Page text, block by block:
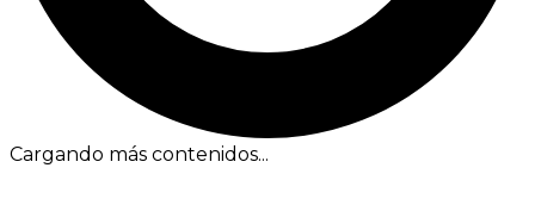
Cargando más contenidos...